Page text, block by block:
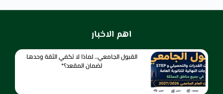
اهم الاخبار
القبول الجامعي.. لماذا لا تكفي الثقة وحدها
لضمان المقعد؟*